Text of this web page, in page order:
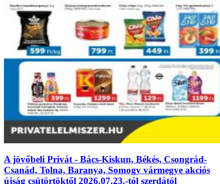
A jövőbeli Privát - Bács-Kiskun, Békés, Csongrád-
Csanád, Tolna, Baranya, Somogy vármegye akciós
újság csütörtöktől 2026.07.23.-tól szerdától